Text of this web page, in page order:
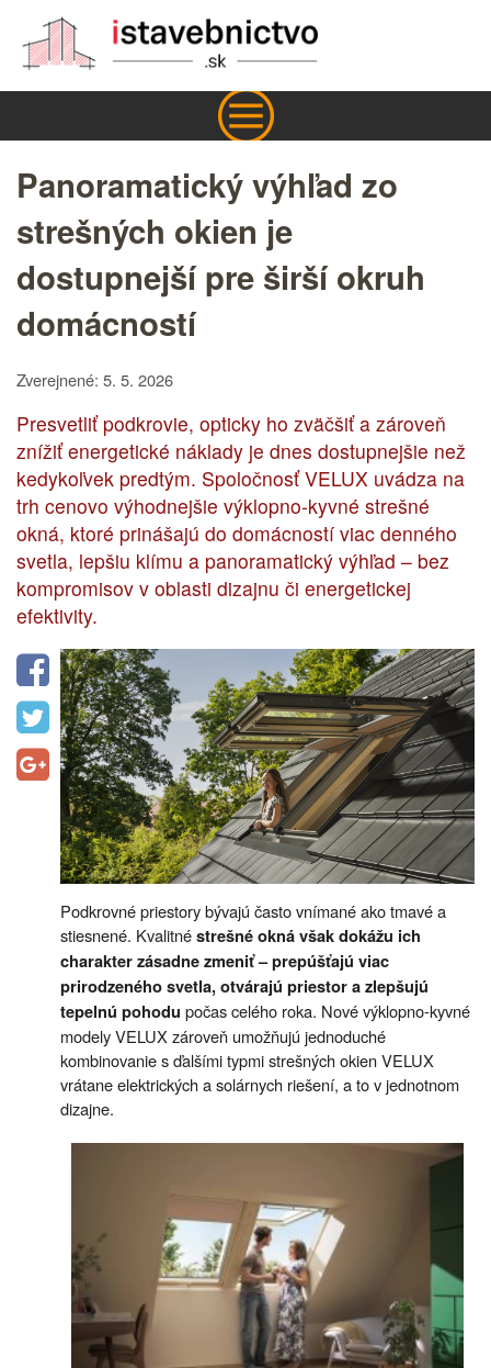
Panoramatický výhľad zo
strešných okien je
dostupnejší pre širší okruh
domácností
Zverejnené: 5. 5. 2026
Presvetliť podkrovie, opticky ho zväčšiť a zároveň
znížiť energetické náklady je dnes dostupnejšie než
kedykoľvek predtým. Spoločnosť VELUX uvádza na
trh cenovo výhodnejšie výklopno-kyvné strešné
okná, ktoré prinášajú do domácností viac denného
svetla, lepšiu klímu a panoramatický výhľad – bez
kompromisov v oblasti dizajnu či energetickej
efektivity.
Podkrovné priestory bývajú často vnímané ako tmavé a
stiesnené. Kvalitnéstrešné okná však dokážu ich
charakter zásadne zmeniť – prepúšťajú viac
prirodzeného svetla, otvárajú priestor a zlepšujú
tepelnú pohodu počas celého roka. Nové výklopno-kyvné
modely VELUX zároveň umožňujú jednoduché
kombinovanie s ďalšími typmi strešných okien VELUX
vrátane elektrických a solárnych riešení, a to v jednotnom
dizajne.